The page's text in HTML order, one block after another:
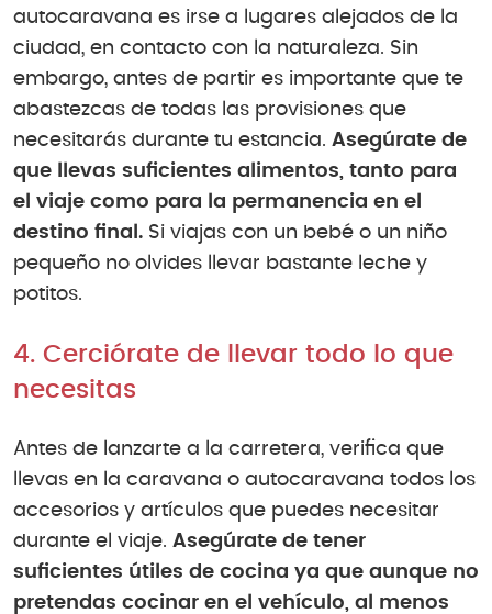
autocaravana es irse a lugares alejados de la
ciudad, en contacto con la naturaleza. Sin
embargo, antes de partir es importante que te
abastezcas de todas las provisiones que
necesitarás durante tu estancia. Asegúrate de
que llevas suficientes alimentos, tanto para
el viaje como para la permanencia en el
destino final. Si viajas con un bebé o un niño
pequeño no olvides llevar bastante leche y
potitos.
4. Cerciórate de llevar todo lo que
necesitas
Antes de lanzarte a la carretera, verifica que
llevas en la caravana o autocaravana todos los
accesorios y artículos que puedes necesitar
durante el viaje. Asegúrate de tener
suficientes útiles de cocina ya que aunque no
pretendas cocinar en el vehículo, al menos